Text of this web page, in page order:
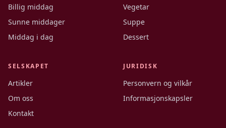
Billig middag
Sunne middager
Middag i dag
Vegetar
Suppe
Dessert
SELSKAPET
Artikler
Om oss
Kontakt
JURIDISK
Personvern og vilkår
Informasjonskapsler